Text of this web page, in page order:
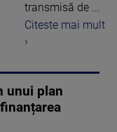
transmisă de ...
Citeste mai mult
›
unui plan